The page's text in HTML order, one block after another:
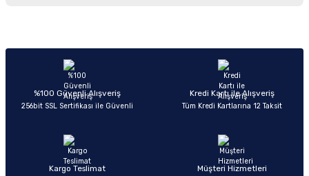
Ürün açıklamasında eksik bilgiler bulunuyor.
Ürün bilgilerinde hatalar bulunuyor.
Ürün fiyatı diğer sitelerden daha pahalı.
Sitemize ilk yorumu siz yapın!
%100 Güvenli Alışveriş
256bit SSL Sertifikası ile Güvenli
Kredi Kartı ile Alışveriş
Tüm Kredi Kartlarına 12 Taksit
Kargo Teslimat Müşteri Hizmetleri